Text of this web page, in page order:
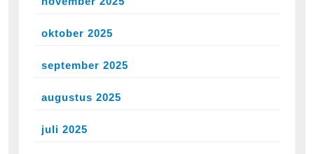
oktober 2025
september 2025
augustus 2025
juli 2025